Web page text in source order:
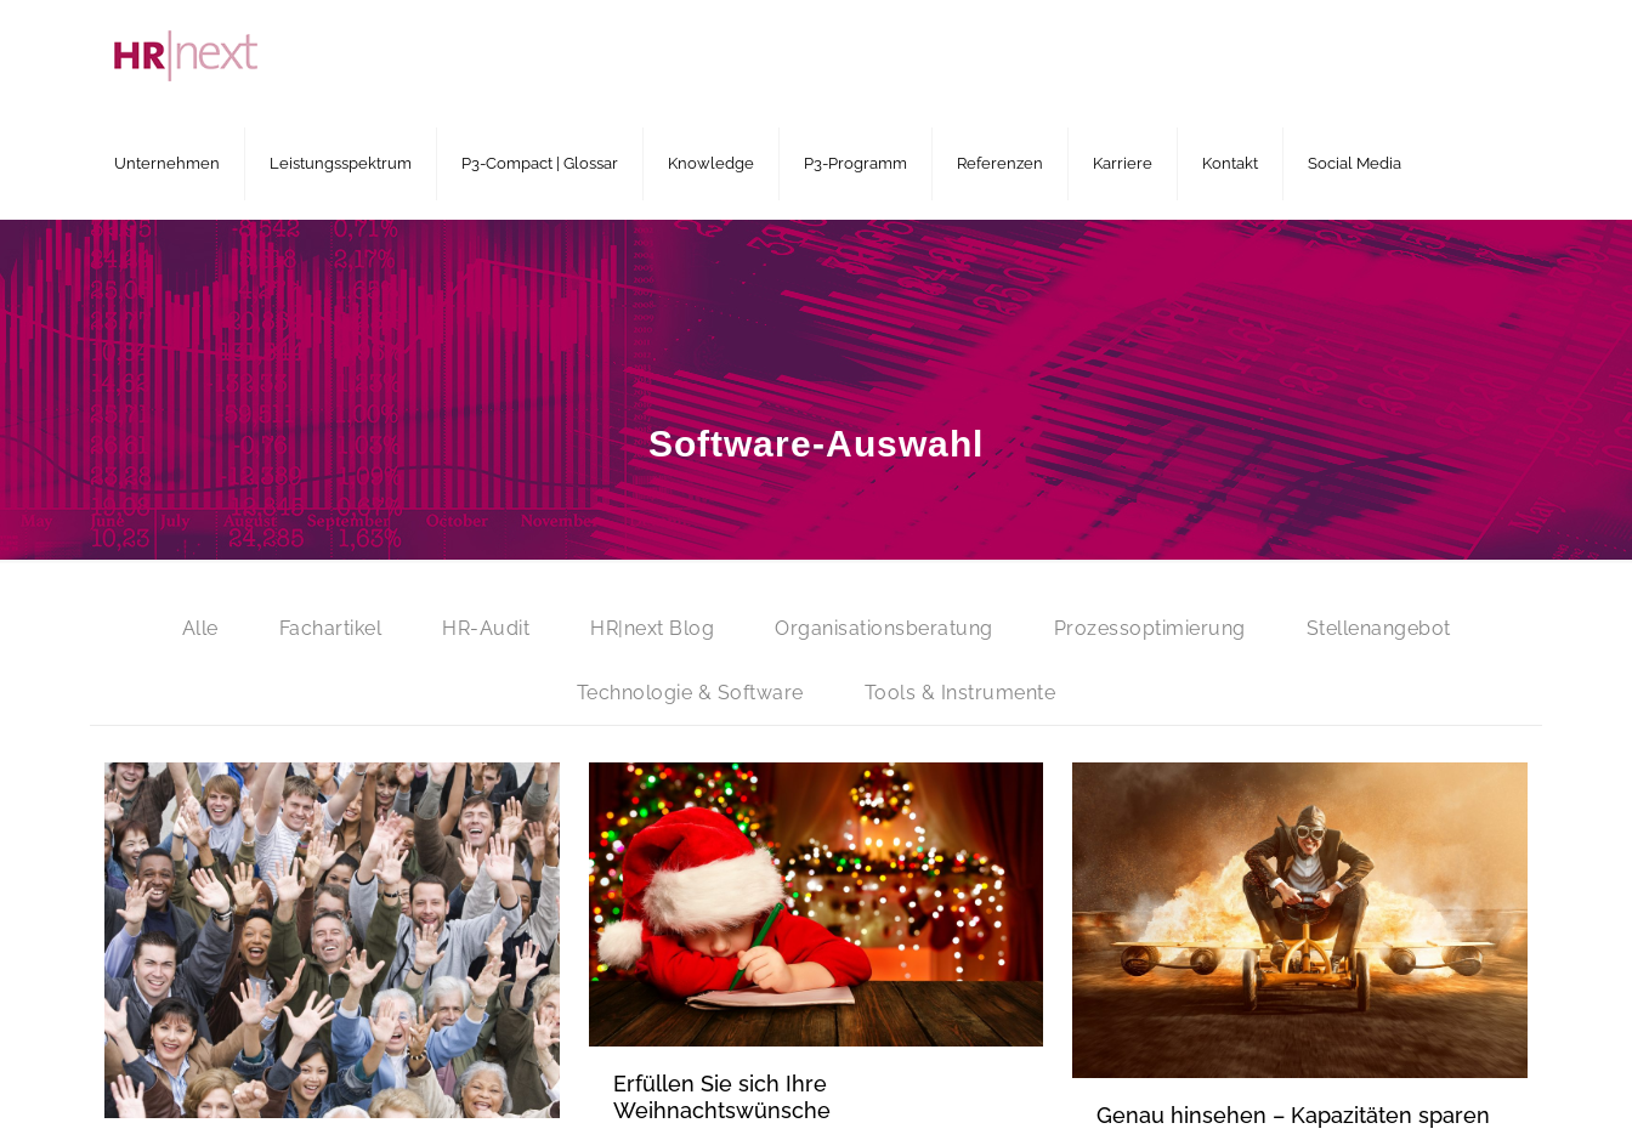
Unternehmen Leistungsspektrum P3-Compact | Glossar Knowledge P3-Programm Referenzen Karriere Kontakt Social Media
Software-Auswahl
Alle Fachartikel HR-Audit HR|next Blog Organisationsberatung Prozessoptimierung Stellenangebot
Technologie & Software Tools & Instrumente
Erfüllen Sie sich Ihre
Weihnachtswünsche
Genau hinsehen – Kapazitäten sparen